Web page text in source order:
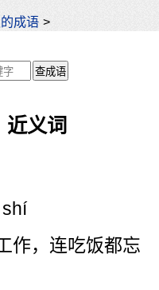
成语 >
近义词
shí
作，连吃饭都忘